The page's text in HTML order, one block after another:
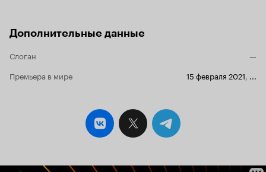
Дополнительные данные
Слоган
—
Премьера в мире
15 февраля 2021